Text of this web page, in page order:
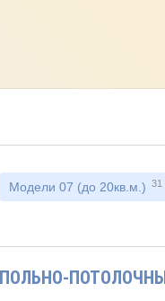
Модели 07 (до 20кв.м.) 31